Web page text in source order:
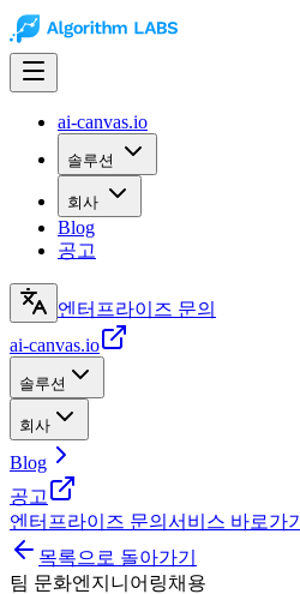
ai-canvas.io
솔루션
회사
Blog
공고
엔터프라이즈 문의
ai-canvas.io
솔루션
회사
Blog
공고
엔터프라이즈 문의 서비스 바로가기
목록으로 돌아가기
팀 문화엔지니어링채용